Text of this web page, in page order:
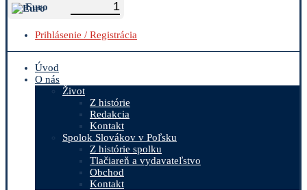
Euro
Prihlásenie / Registrácia
Úvod
O nás
Život
Z histórie
Redakcia
Kontakt
Spolok Slovákov v Poľsku
Z histórie spolku
Tlačiareň a vydavateľstvo
Obchod
Kontakt